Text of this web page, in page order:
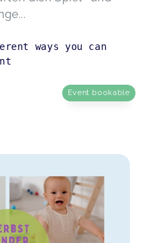
ways you can
Event bookable